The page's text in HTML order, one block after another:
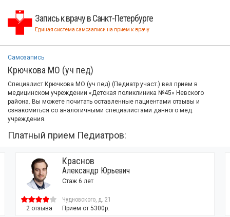
Запись к врачу в Санкт-Петербурге
Единая система самозаписи на прием к врачу
Самозапись
Крючкова МО (уч пед)
Специалист Крючкова МО (уч пед) (Педиатр участ.) вел прием в
медицинском учреждении «Детская поликлиника №45» Невского
района. Вы можете почитать оставленные пациентами отзывы и
ознакомиться со аналогичными специалистами данного мед.
учреждения.
Платный прием Педиатров: